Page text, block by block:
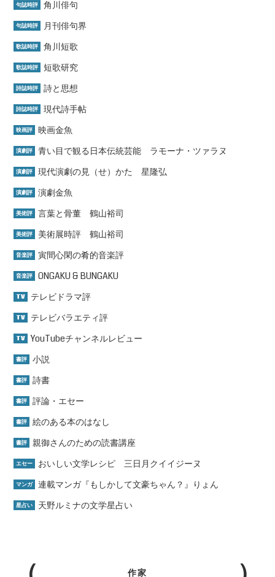
句誌時評 角川俳句
句誌時評 月刊俳句界
歌誌時評 角川短歌
歌誌時評 短歌研究
詩誌時評 詩と思想
詩誌時評 現代詩手帖
映画評 映画金魚
演劇評 青い目で観る日本伝統芸能 ラモーナ・ツァラヌ
演劇評 現代演劇の見（せ）かた 星隆弘
演劇評 演劇金魚
美術評 言葉と骨董 鶴山裕司
美術評 美術展時評 鶴山裕司
音楽評 寅間心閑の肴的音楽評
音楽評 ONGAKU & BUNGAKU
TV テレビドラマ評
TV テレビバラエティ評
TV YouTubeチャンネルレビュー
書評 小説
書評 詩書
書評 評論・エセー
書評 絵のある本のはなし
書評 親御さんのための読書講座
エセー おいしい文学レシピ 三日月クイイジーヌ
マンガ 連載マンガ『もしかして文豪ちゃん？』りょん
星占い 天野ルミナの文学星占い
作家